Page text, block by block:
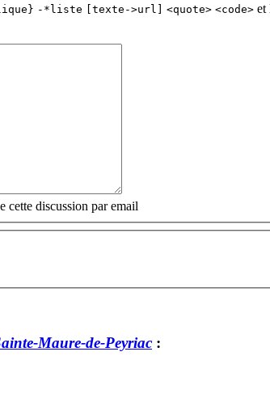
-*liste [texte->url] <quote> <code> et
cette discussion par email
Maure-de-Peyriac :